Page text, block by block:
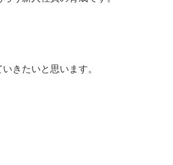
きたいと思います。